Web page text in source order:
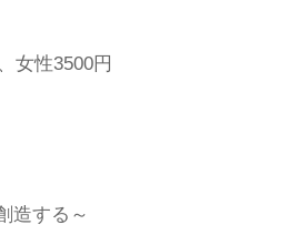
女性3500円
造する～